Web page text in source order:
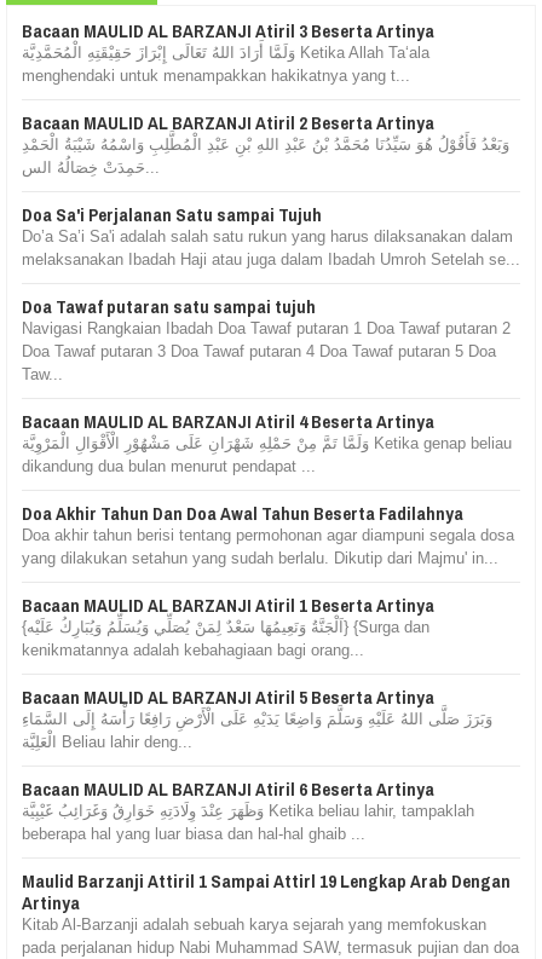
Bacaan MAULID AL BARZANJI Atiril 3 Beserta Artinya
وَلَمَّا أَرَادَ اللهُ تَعَالَى إِبْرَازَ حَقِيْقَتِهِ الْمُحَمَّدِيَّة Ketika Allah Ta‘ala
menghendaki untuk menampakkan hakikatnya yang t...
Bacaan MAULID AL BARZANJI Atiril 2 Beserta Artinya
وَبَعْدُ فَأَقُوْلُ هُوَ سَيِّدُنَا مُحَمَّدُ بْنُ عَبْدِ اللهِ بْنِ عَبْدِ الْمُطَّلِبِ وَاسْمُهُ شَيْبَةُ الْحَمْدِ
Doa Sa'i Perjalanan Satu sampai Tujuh
Do’a Sa’i Sa'i adalah salah satu rukun yang harus dilaksanakan dalam
melaksanakan Ibadah Haji atau juga dalam Ibadah Umroh Setelah se...
Doa Tawaf putaran satu sampai tujuh
Navigasi Rangkaian Ibadah Doa Tawaf putaran 1 Doa Tawaf putaran 2
Doa Tawaf putaran 3 Doa Tawaf putaran 4 Doa Tawaf putaran 5 Doa
Taw...
Bacaan MAULID AL BARZANJI Atiril 4 Beserta Artinya
وَلَمَّا تَمَّ مِنْ حَمْلِهِ شَهْرَانِ عَلَى مَشْهُوْرِ الْأَقْوَالِ الْمَرْوِيَّة Ketika genap beliau
dikandung dua bulan menurut pendapat ...
Doa Akhir Tahun Dan Doa Awal Tahun Beserta Fadilahnya
Doa akhir tahun berisi tentang permohonan agar diampuni segala dosa
yang dilakukan setahun yang sudah berlalu. Dikutip dari Majmu' in...
Bacaan MAULID AL BARZANJI Atiril 1 Beserta Artinya
{اَلْجَنَّةُ وَنَعِيمُهَا سَعْدٌ لِمَنْ يُصَلِّي وَيُسَلِّمُ وَيُبَارِكُ عَلَيْه} {Surga dan
kenikmatannya adalah kebahagiaan bagi orang...
Bacaan MAULID AL BARZANJI Atiril 5 Beserta Artinya
وَبَرَزَ صَلَّى اللهُ عَلَيْهِ وَسَلَّمَ وَاضِعًا يَدَيْهِ عَلَى الْأَرْضِ رَافِعًا رَأْسَهُ إِلَى السَّمَاءِ
الْعَلِيَّة Beliau lahir deng...
Bacaan MAULID AL BARZANJI Atiril 6 Beserta Artinya
وَظَهَرَ عِنْدَ وِلَادَتِهِ خَوَارِقُ وَغَرَائِبُ غَيْبِيَّة Ketika beliau lahir, tampaklah
beberapa hal yang luar biasa dan hal-hal ghaib ...
Maulid Barzanji Attiril 1 Sampai Attirl 19 Lengkap Arab Dengan
Artinya
Kitab Al-Barzanji adalah sebuah karya sejarah yang memfokuskan
pada perjalanan hidup Nabi Muhammad SAW, termasuk pujian dan doa